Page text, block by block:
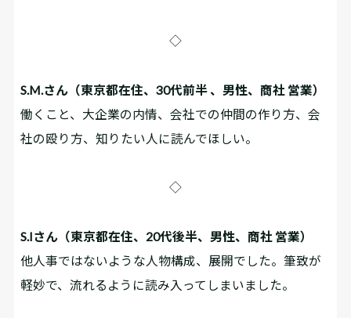
◇
S.M.さん（東京都在住、30代前半 、男性、商社 営業）
働くこと、大企業の内情、会社での仲間の作り方、会
社の殴り方、知りたい人に読んでほしい。
◇
S.Iさん（東京都在住、20代後半、男性、商社 営業）
他人事ではないような人物構成、展開でした。筆致が
軽妙で、流れるように読み入ってしまいました。